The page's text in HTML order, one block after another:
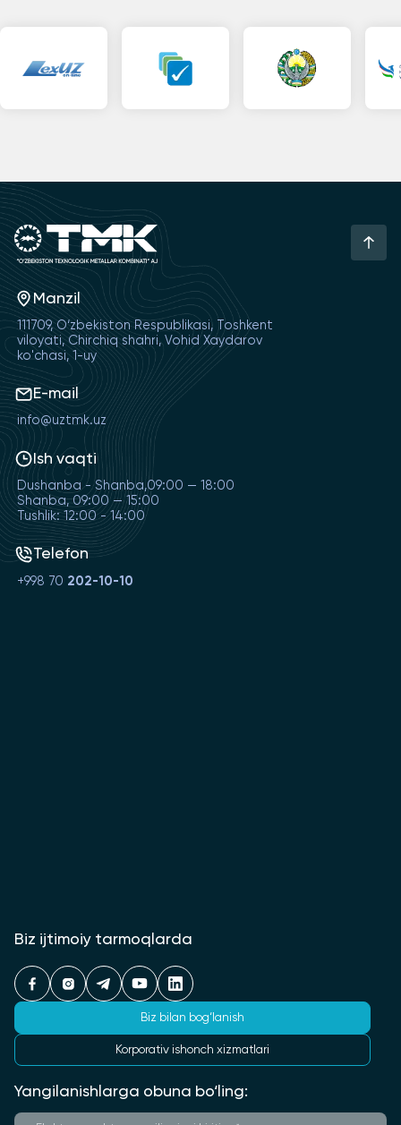
Manzil
111709, O‘zbekiston Respublikasi, Toshkent
viloyati, Chirchiq shahri, Vohid Xaydarov
ko'chasi, 1-uy
E-mail
info@uztmk.uz
Ish vaqti
Dushanba - Shanba,09:00 — 18:00
Shanba, 09:00 — 15:00
Tushlik: 12:00 - 14:00
Telefon
+998 70 202-10-10
Biz ijtimoiy tarmoqlarda
Biz bilan bog‘lanish
Korporativ ishonch xizmatlari
Yangilanishlarga obuna bo‘ling: